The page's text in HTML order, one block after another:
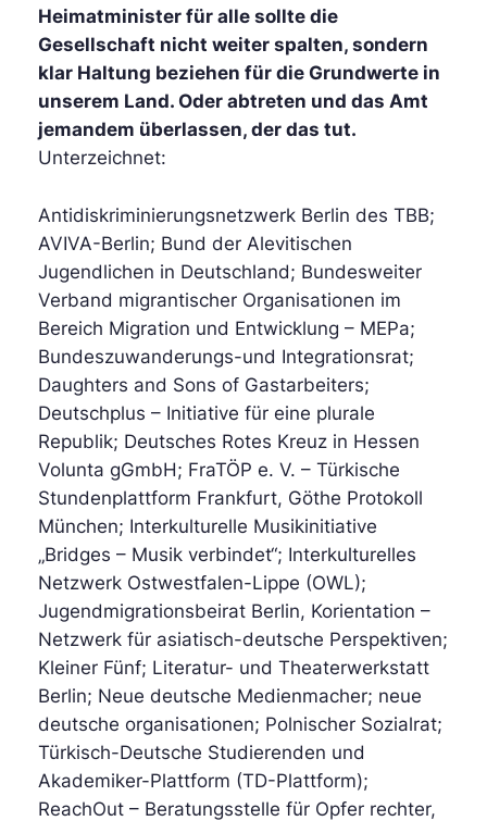
Heimatminister für alle sollte die
Gesellschaft nicht weiter spalten, sondern
klar Haltung beziehen für die Grundwerte in
unserem Land. Oder abtreten und das Amt
jemandem überlassen, der das tut.
Unterzeichnet:
Antidiskriminierungsnetzwerk Berlin des TBB;
AVIVA-Berlin; Bund der Alevitischen
Jugendlichen in Deutschland; Bundesweiter
Verband migrantischer Organisationen im
Bereich Migration und Entwicklung – MEPa;
Bundeszuwanderungs-und Integrationsrat;
Daughters and Sons of Gastarbeiters;
Deutschplus – Initiative für eine plurale
Republik; Deutsches Rotes Kreuz in Hessen
Volunta gGmbH; FraTÖP e. V. – Türkische
Stundenplattform Frankfurt, Göthe Protokoll
München; Interkulturelle Musikinitiative
„Bridges – Musik verbindet“; Interkulturelles
Netzwerk Ostwestfalen-Lippe (OWL);
Jugendmigrationsbeirat Berlin, Korientation –
Netzwerk für asiatisch-deutsche Perspektiven;
Kleiner Fünf; Literatur- und Theaterwerkstatt
Berlin; Neue deutsche Medienmacher; neue
deutsche organisationen; Polnischer Sozialrat;
Türkisch-Deutsche Studierenden und
Akademiker-Plattform (TD-Plattform);
ReachOut – Beratungsstelle für Opfer rechter,